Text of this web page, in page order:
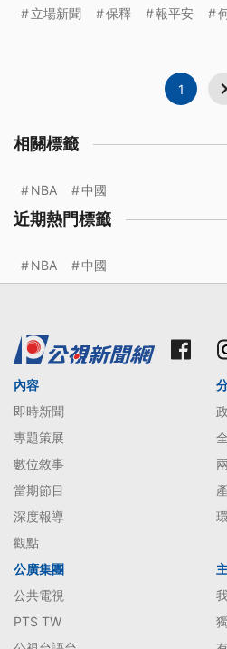
成為犯罪的擋箭牌。
立場新聞 保釋 報平安
1
相關標籤
NBA 中國
近期熱門標籤
NBA 中國
內容
即時新聞
專題策展
數位敘事
當期節目
深度報導
觀點
公廣集團
公共電視
PTS TW